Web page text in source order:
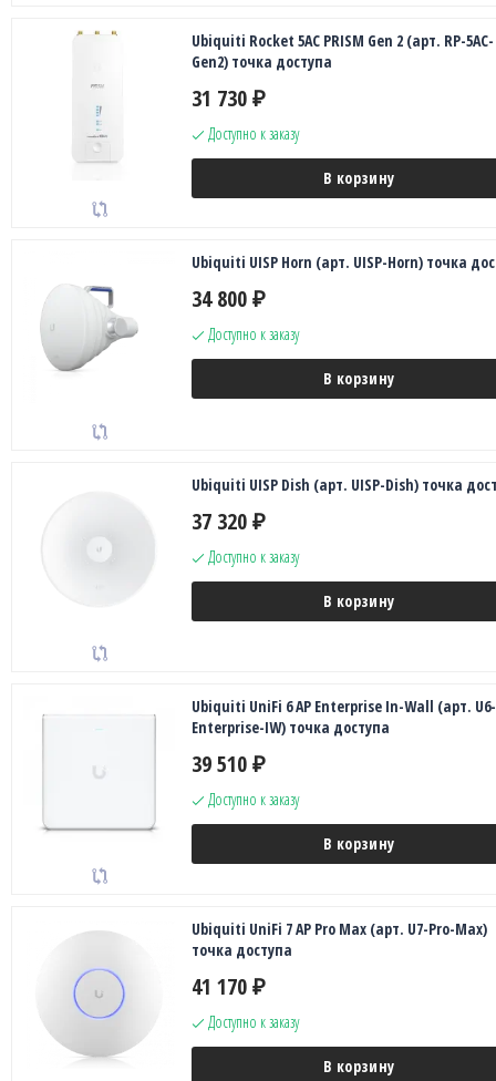
Ubiquiti Rocket 5AC PRISM Gen 2 (арт. RP-5AC-
Gen2) точка доступа
31 730 ₽
Доступно к заказу
В корзину
Ubiquiti UISP Horn (арт. UISP-Horn) точка
34 800 ₽
Доступно к заказу
В корзину
Ubiquiti UISP Dish (арт. UISP-Dish) точка
37 320 ₽
Доступно к заказу
В корзину
Ubiquiti UniFi 6 AP Enterprise In-Wall (арт. U6-
Enterprise-IW) точка доступа
39 510 ₽
Доступно к заказу
В корзину
Ubiquiti UniFi 7 AP Pro Max (арт. U7-Pro-Max)
точка доступа
41 170 ₽
Доступно к заказу
В корзину